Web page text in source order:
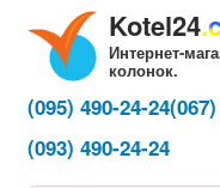
Kotel24
Интернет-
колонок.
(095) 490-24-24
(093) 490-24-24